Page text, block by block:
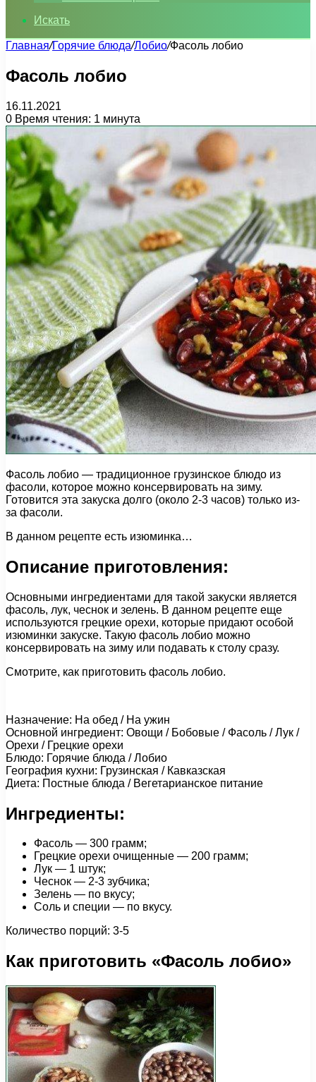
Искать
Главная/Горячие блюда/Лобио/Фасоль лобио
Фасоль лобио
16.11.2021
0 Время чтения: 1 минута
Фасоль лобио — традиционное грузинское блюдо из
фасоли, которое можно консервировать на зиму.
Готовится эта закуска долго (около 2-3 часов) только из-
за фасоли.
В данном рецепте есть изюминка…
Описание приготовления:
Основными ингредиентами для такой закуски является
фасоль, лук, чеснок и зелень. В данном рецепте еще
используются грецкие орехи, которые придают особой
изюминки закуске. Такую фасоль лобио можно
консервировать на зиму или подавать к столу сразу.
Смотрите, как приготовить фасоль лобио.
Назначение: На обед / На ужин
Основной ингредиент: Овощи / Бобовые / Фасоль / Лук /
Орехи / Грецкие орехи
Блюдо: Горячие блюда / Лобио
География кухни: Грузинская / Кавказская
Диета: Постные блюда / Вегетарианское питание
Ингредиенты:
Фасоль — 300 грамм;
Грецкие орехи очищенные — 200 грамм;
Лук — 1 штук;
Чеснок — 2-3 зубчика;
Зелень — по вкусу;
Соль и специи — по вкусу.
Количество порций: 3-5
Как приготовить «Фасоль лобио»